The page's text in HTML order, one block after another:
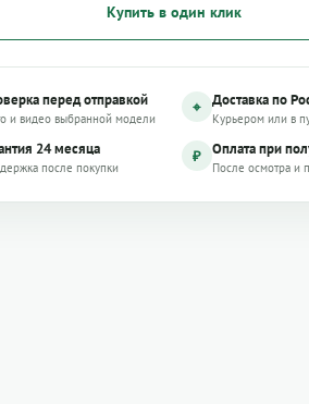
Купить в один клик
перед отправкой
и видео выбранной модели
⌖ Доставка по
Курьером или в
24 месяца
после покупки
₽ Оплата при
После осмотра и